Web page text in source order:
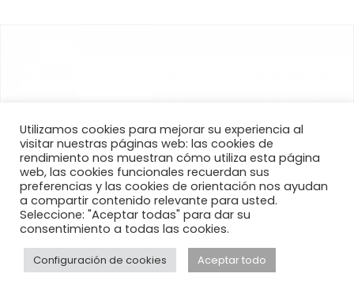
Utilizamos cookies para mejorar su experiencia al
visitar nuestras páginas web: las cookies de
rendimiento nos muestran cómo utiliza esta página
web, las cookies funcionales recuerdan sus
preferencias y las cookies de orientación nos ayudan
a compartir contenido relevante para usted.
Seleccione: "Aceptar todas" para dar su
consentimiento a todas las cookies.
Configuración de cookies Aceptar todo